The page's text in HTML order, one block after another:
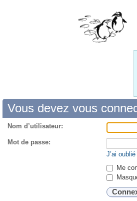
Vous devez vous
Nom d’utilisateur:
Mot de passe:
J’ai
Me